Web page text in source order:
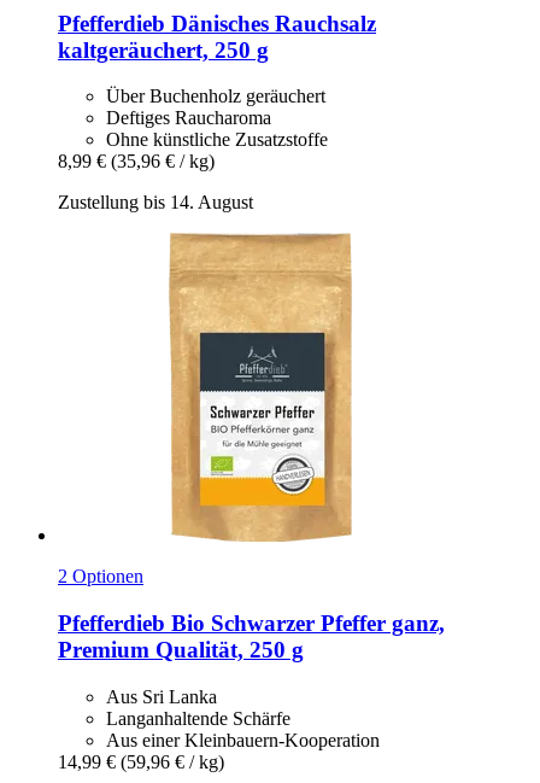
Pfefferdieb Dänisches Rauchsalz
kaltgeräuchert, 250 g
Über Buchenholz geräuchert
Deftiges Raucharoma
Ohne künstliche Zusatzstoffe
8,99 € (35,96 € / kg)
Zustellung bis 14. August
2 Optionen
Pfefferdieb Bio Schwarzer Pfeffer ganz,
Premium Qualität, 250 g
Aus Sri Lanka
Langanhaltende Schärfe
Aus einer Kleinbauern-Kooperation
14,99 € (59,96 € / kg)